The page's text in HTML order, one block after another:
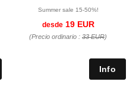
Summer sale 15-50%!
desde19 EUR
(Precio ordinario : 33 EUR)